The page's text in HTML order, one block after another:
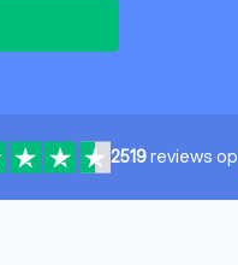
2519reviews op